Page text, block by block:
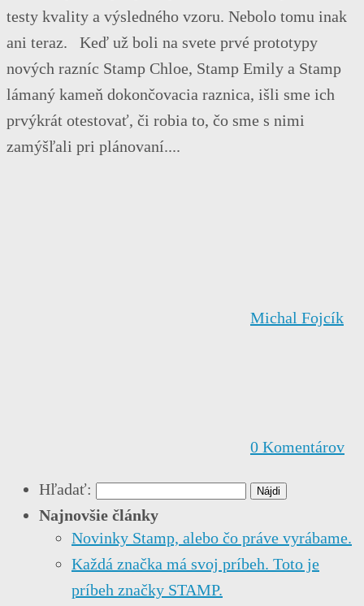
testy kvality a výsledného vzoru. Nebolo tomu inak
ani teraz. Keď už boli na svete prvé prototypy
nových razníc Stamp Chloe, Stamp Emily a Stamp
lámaný kameň dokončovacia raznica, išli sme ich
prvýkrát otestovať, či robia to, čo sme s nimi
zamýšľali pri plánovaní....
Michal Fojcík
0 Komentárov
Hľadať:
Najnovšie články
Novinky Stamp, alebo čo práve vyrábame.
Každá značka má svoj príbeh. Toto je
príbeh značky STAMP.